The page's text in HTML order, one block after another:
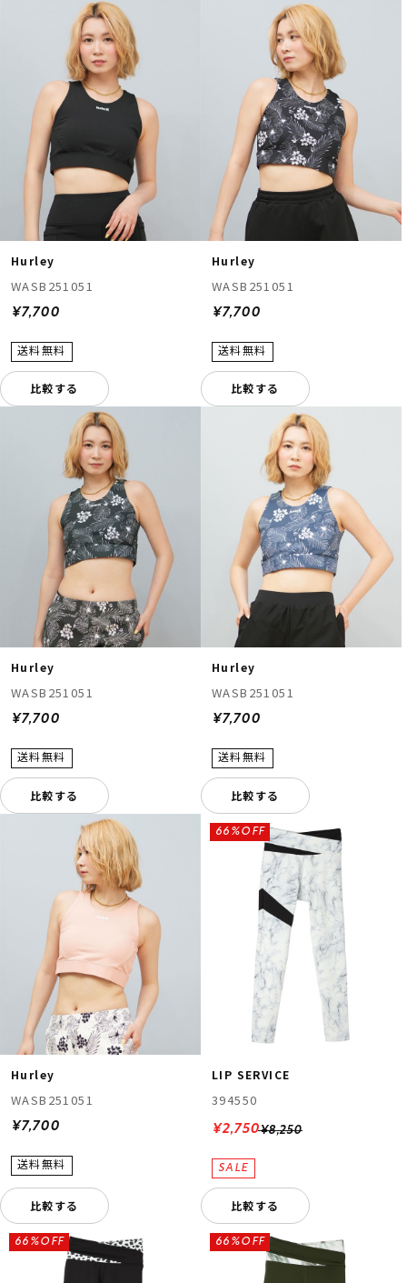
Hurley
WASB251051
¥7,700
比較する
Hurley
WASB251051
¥7,700
比較する
Hurley
WASB251051
¥7,700
比較する
Hurley
WASB251051
¥7,700
比較する
Hurley
WASB251051
¥7,700
比較する
LIP SERVICE
394550
¥8,250
66%OFF
¥2,750
比較する
66%OFF 66%OFF